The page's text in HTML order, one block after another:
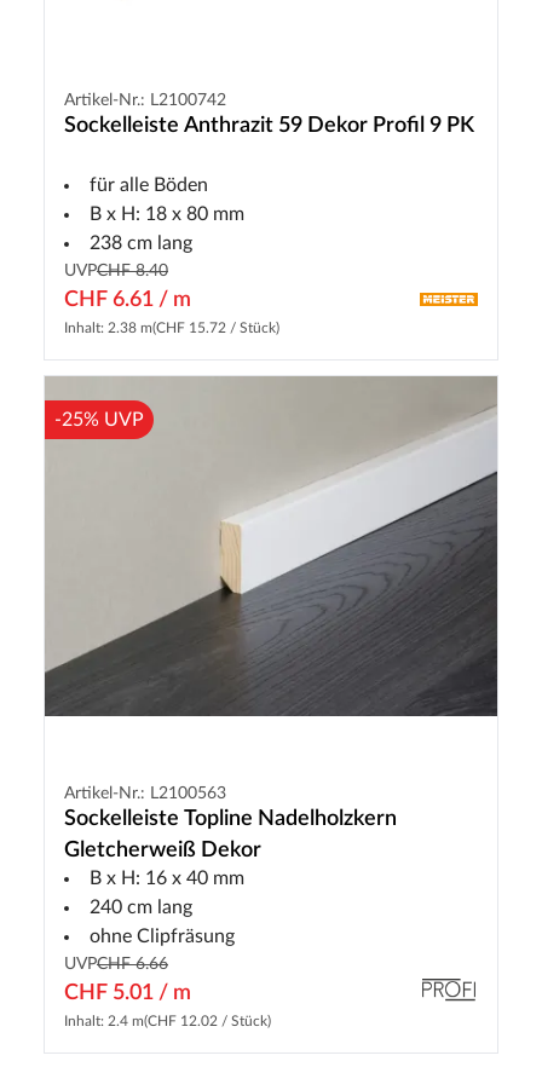
Artikel-Nr.: L2100742
Sockelleiste Anthrazit 59 Dekor Profil 9 PK
für alle Böden
B x H: 18 x 80 mm
238 cm lang
UVPCHF 8.40
CHF 6.61 / m
Inhalt: 2.38 m(CHF 15.72 / Stück)
-25% UVP
Artikel-Nr.: L2100563
Sockelleiste Topline Nadelholzkern
Gletcherweiß Dekor
B x H: 16 x 40 mm
240 cm lang
ohne Clipfräsung
UVPCHF 6.66
CHF 5.01 / m
Inhalt: 2.4 m(CHF 12.02 / Stück)